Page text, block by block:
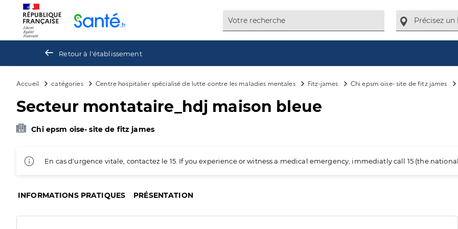
Retour à l'établissement
Accueil catégories Centre hospitalier spécialisé de lutte contre les maladies mentales Fitz-james Chi epsm oise- site de fitz james
Secteur montataire_hdj maison bleue
Chi epsm oise- site de fitz james
En cas d'urgence vitale, contactez le 15. If you experience or witness a medical emergency, immediatly call 15 (the
INFORMATIONS PRATIQUES PRÉSENTATION
Panneau de gestion des cookies